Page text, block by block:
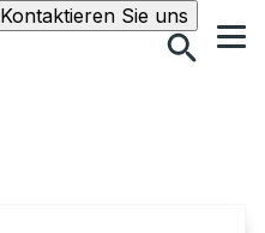
Kontaktieren Sie unsSuche